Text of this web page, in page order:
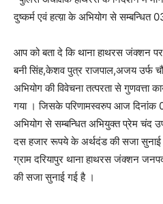
दुष्कर्म एवं हत्य़ा के अभियोग से
आप को बता दे कि थाना हाथरस जंक्शन
बनी सिंह,केशव पुत्र राजपाल,अजय उर्फ
अभियोग की विवेचना तत्परता से गुणवत्ता
गया । जिसके परिणामस्वरुप आज दिनांक
अभियोग से सम्बन्धित अभियुक्त प्रेम चंद
दस हजार रूपये के अर्थदंड की सजा सुनाई
ग्राम दरियापुर थाना हाथरस जंक्शन
की सजा सुनाई गई है ।